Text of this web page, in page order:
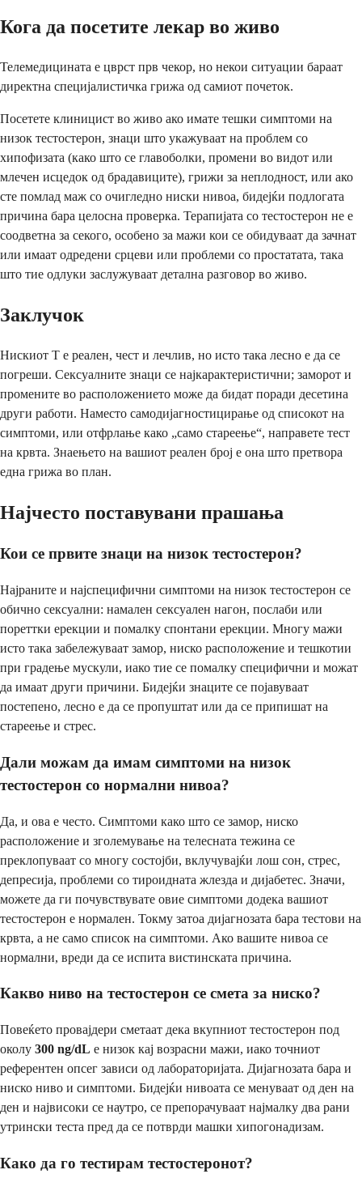
Кога да посетите лекар во живо
Телемедицината е цврст прв чекор, но некои ситуации бараат
директна специјалистичка грижа од самиот почеток.
Посетете клиницист во живо ако имате тешки симптоми на
низок тестостерон, знаци што укажуваат на проблем со
хипофизата (како што се главоболки, промени во видот или
млечен исцедок од брадавиците), грижи за неплодност, или ако
сте помлад маж со очигледно ниски нивоа, бидејќи подлогата
причина бара целосна проверка. Терапијата со тестостерон не е
соодветна за секого, особено за мажи кои се обидуваат да зачнат
или имаат одредени срцеви или проблеми со простатата, така
што тие одлуки заслужуваат детална разговор во живо.
Заклучок
Нискиот Т е реален, чест и лечлив, но исто така лесно е да се
погреши. Сексуалните знаци се најкарактеристични; заморот и
промените во расположението може да бидат поради десетина
други работи. Наместо самодијагностицирање од списокот на
симптоми, или отфрлање како „само стареење“, направете тест
на крвта. Знаењето на вашиот реален број е она што претвора
една грижа во план.
Најчесто поставувани прашања
Кои се првите знаци на низок тестостерон?
Најраните и најспецифични симптоми на низок тестостерон се
обично сексуални: намален сексуален нагон, послаби или
пореттки ерекции и помалку спонтани ерекции. Многу мажи
исто така забележуваат замор, ниско расположение и тешкотии
при градење мускули, иако тие се помалку специфични и можат
да имаат други причини. Бидејќи знаците се појавуваат
постепено, лесно е да се пропуштат или да се припишат на
стареење и стрес.
Дали можам да имам симптоми на низок
тестостерон со нормални нивоа?
Да, и ова е често. Симптоми како што се замор, ниско
расположение и зголемување на телесната тежина се
преклопуваат со многу состојби, вклучувајќи лош сон, стрес,
депресија, проблеми со тироидната жлезда и дијабетес. Значи,
можете да ги почувствувате овие симптоми додека вашиот
тестостерон е нормален. Токму затоа дијагнозата бара тестови на
крвта, а не само список на симптоми. Ако вашите нивоа се
нормални, вреди да се испита вистинската причина.
Какво ниво на тестостерон се смета за ниско?
Повеќето провајдери сметаат дека вкупниот тестостерон под
околу 300 ng/dL е низок кај возрасни мажи, иако точниот
референтен опсег зависи од лабораторијата. Дијагнозата бара и
ниско ниво и симптоми. Бидејќи нивоата се менуваат од ден на
ден и највисоки се наутро, се препорачуваат најмалку два рани
утрински теста пред да се потврди машки хипогонадизам.
Како да го тестирам тестостеронот?